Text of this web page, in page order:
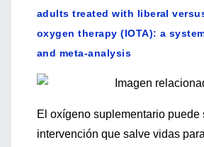
adults treated with liberal
oxygen therapy (IOTA): a
and meta-analysis
El oxígeno suplementario puede
intervención que salve vidas